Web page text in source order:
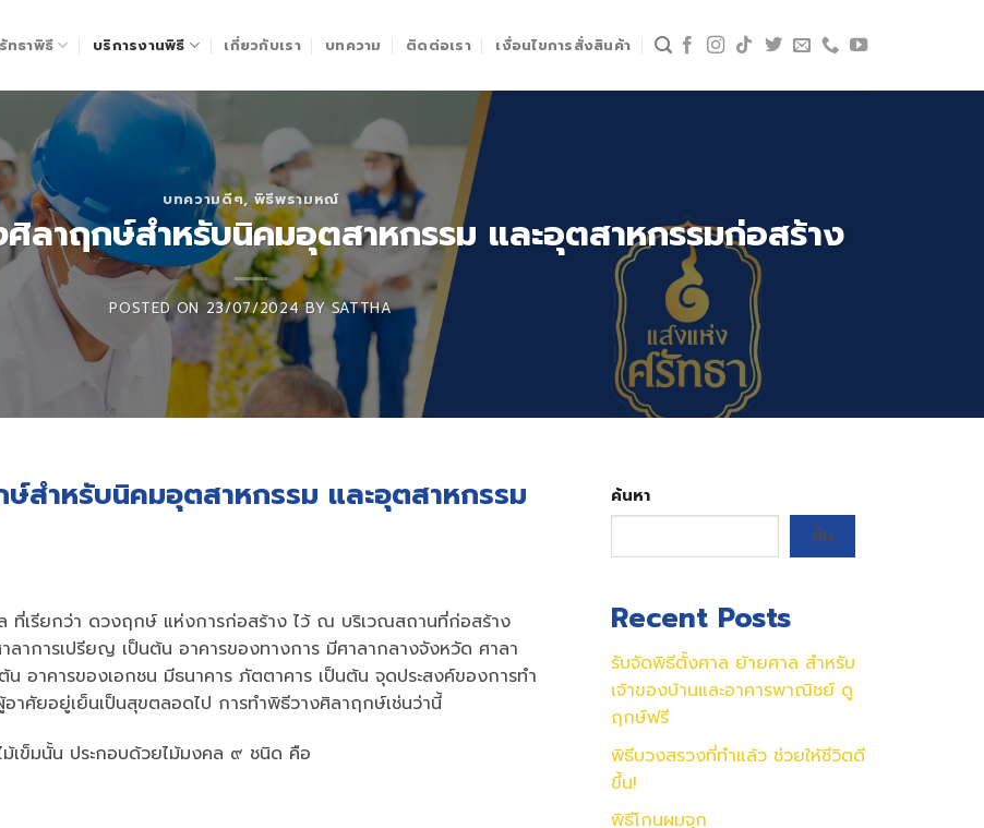
ทธาพิธี บริการงานพิธี เกี่ยวกับเรา บทความ ติดต่อเรา เงื่อนไขการสั่งสินค้า
บทความดีๆ,พิธีพรามหณ์
ลาฤกษ์สำหรับนิคมอุตสาหกรรม และอุตสาหกรรมก่อสร้าง
POSTED ON 23/07/2024BYSATTHA
สำหรับนิคมอุตสาหกรรม และอุตสาหกรรม
ที่เรียกว่า ดวงฤกษ์ แห่งการก่อสร้าง ไว้ ณ บริเวณสถานที่ก่อสร้าง
ลาการเปรียญ เป็นต้น อาคารของทางการ มีศาลากลางจังหวัด ศาลา
อาคารของเอกชน มีธนาคาร ภัตตาคาร เป็นต้น จุดประสงค์ของการทำ
าศัยอยู่เย็นเป็นสุขตลอดไป การทำพิธีวางศิลาฤกษ์เช่นว่านี้
เข็มนั้น ประกอบด้วยไม้มงคล ๙ ชนิด คือ
ค้นหา
ค้น
Recent Posts
รับจัดพิธีตั้งศาล ย้ายศาล สำหรับ
เจ้าของบ้านและอาคารพาณิชย์ ดู
ฤกษ์ฟรี
พิธีบวงสรวงที่ทำแล้ว ช่วยให้ชีวิตดี
ขึ้น!
พิธีโกนผมจุก